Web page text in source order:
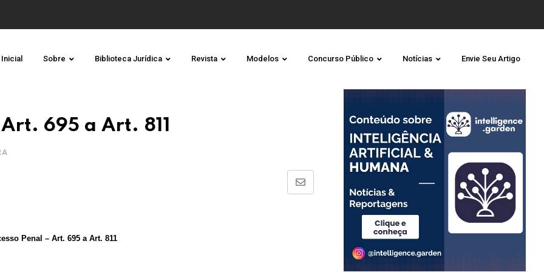
Sobre Biblioteca Jurídica Revista Modelos Concurso Público Notícias Envie Seu Artigo
695 a Art. 811
Share
Penal – Art. 695 a Art. 811